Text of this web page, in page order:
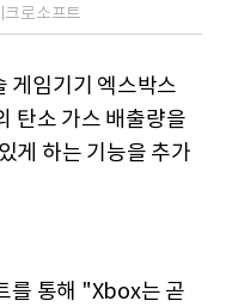
크로소프트
게임기기 엑스박스
탄소 가스 배출량을
게 하는 기능을 추가
를 통해 "Xbox는 곧